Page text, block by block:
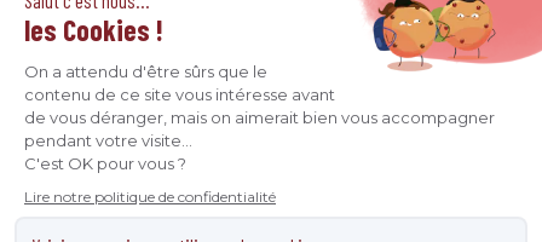
4 Quai Jean Moulin
09 71 37 26 34
contact@agence-declic.fr